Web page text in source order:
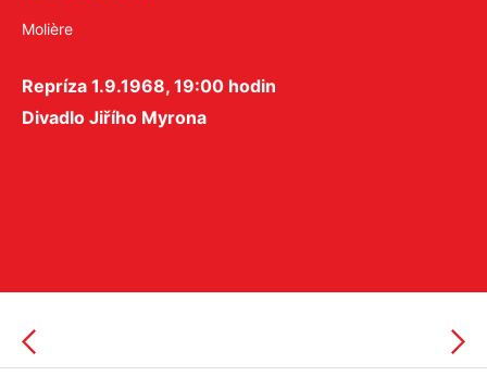
Molière
Repríza 1.9.1968, 19:00 hodin
Divadlo Jiřího Myrona